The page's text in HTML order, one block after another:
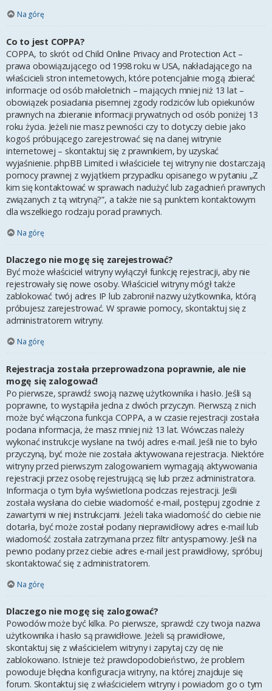
Na górę
Co to jest COPPA?
COPPA, to skrót od Child Online Privacy and Protection Act –
prawa obowiązującego od 1998 roku w USA, nakładającego na
właścicieli stron internetowych, które potencjalnie mogą zbierać
informacje od osób małoletnich – mających mniej niż 13 lat –
obowiązek posiadania pisemnej zgody rodziców lub opiekunów
prawnych na zbieranie informacji prywatnych od osób poniżej 13
roku życia. Jeżeli nie masz pewności czy to dotyczy ciebie jako
kogoś próbującego zarejestrować się na danej witrynie
internetowej – skontaktuj się z prawnikiem, by uzyskać
wyjaśnienie. phpBB Limited i właściciele tej witryny nie dostarczają
pomocy prawnej z wyjątkiem przypadku opisanego w pytaniu „Z
kim się kontaktować w sprawach nadużyć lub zagadnień prawnych
związanych z tą witryną?”, a także nie są punktem kontaktowym
dla wszelkiego rodzaju porad prawnych.
Na górę
Dlaczego nie mogę się zarejestrować?
Być może właściciel witryny wyłączył funkcję rejestracji, aby nie
rejestrowały się nowe osoby. Właściciel witryny mógł także
zablokować twój adres IP lub zabronił nazwy użytkownika, którą
próbujesz zarejestrować. W sprawie pomocy, skontaktuj się z
administratorem witryny.
Na górę
Rejestracja została przeprowadzona poprawnie, ale nie
mogę się zalogować!
Po pierwsze, sprawdź swoją nazwę użytkownika i hasło. Jeśli są
poprawne, to wystąpiła jedna z dwóch przyczyn. Pierwszą z nich
może być włączona funkcja COPPA, a w czasie rejestracji została
podana informacja, że masz mniej niż 13 lat. Wówczas należy
wykonać instrukcje wysłane na twój adres e-mail. Jeśli nie to było
przyczyną, być może nie została aktywowana rejestracja. Niektóre
witryny przed pierwszym zalogowaniem wymagają aktywowania
rejestracji przez osobę rejestrującą się lub przez administratora.
Informacja o tym była wyświetlona podczas rejestracji. Jeśli
została wysłana do ciebie wiadomość e-mail, postępuj zgodnie z
zawartymi w niej instrukcjami. Jeżeli taka wiadomość do ciebie nie
dotarła, być może został podany nieprawidłowy adres e-mail lub
wiadomość została zatrzymana przez filtr antyspamowy. Jeśli na
pewno podany przez ciebie adres e-mail jest prawidłowy, spróbuj
skontaktować się z administratorem.
Na górę
Dlaczego nie mogę się zalogować?
Powodów może być kilka. Po pierwsze, sprawdź czy twoja nazwa
użytkownika i hasło są prawidłowe. Jeżeli są prawidłowe,
skontaktuj się z właścicielem witryny i zapytaj czy cię nie
zablokowano. Istnieje też prawdopodobieństwo, że problem
powoduje błędna konfiguracja witryny, na której znajduje się
forum. Skontaktuj się z właścicielem witryny i powiadom go o tym